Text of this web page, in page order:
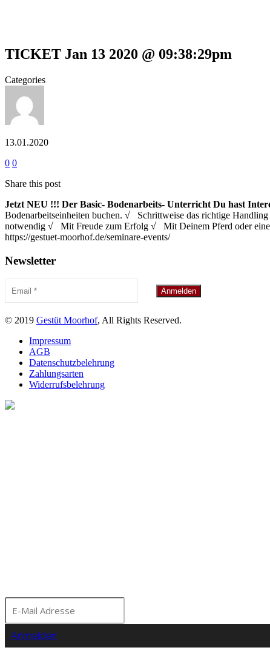
TICKET Jan 13 2020 @ 09:38:29pm
Categories
13.01.2020
0 0
Share this post
Jetzt NEU !!! Der Basic- Bodenarbeits- Unterricht Du hast
Bodenarbeitseinheiten buchen. √ Schrittweise das richtige
notwendig √ Mit Freude zum Erfolg √ Mit Deinem Pferd oder
https://gestuet-moorhof.de/seminare-events/
Newsletter
© 2019 Gestüt Moorhof, All Rights Reserved.
Impressum
AGB
Datenschutzbelehrung
Zahlungsarten
Widerrufsbelehrung
Anmelden